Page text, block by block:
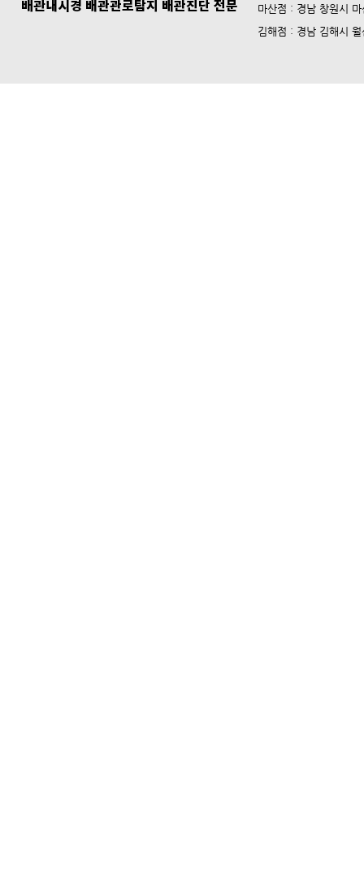
마산점 : 경남 창원시
김해점 : 경남 김해시